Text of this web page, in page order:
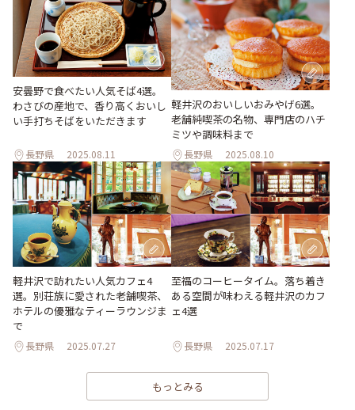
安曇野で食べたい人気そば4選。
わさびの産地で、香り高くおいし
い手打ちそばをいただきます
長野県 2025.08.11
軽井沢のおいしいおみやげ6選。
老舗純喫茶の名物、専門店のハチ
ミツや調味料まで
長野県 2025.08.10
軽井沢で訪れたい人気カフェ4
選。別荘族に愛された老舗喫茶、
ホテルの優雅なティーラウンジま
で
長野県 2025.07.27
至福のコーヒータイム。落ち着き
ある空間が味わえる軽井沢のカフ
ェ4選
長野県 2025.07.17
もっとみる